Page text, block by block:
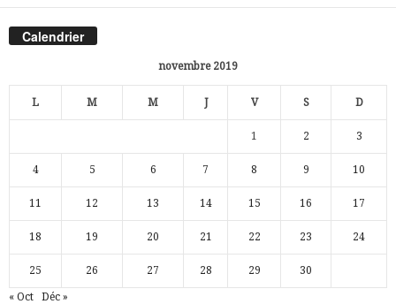
Calendrier
novembre 2019
L M M J V S D
1 2 3
4 5 6 7 8 9 10
11 12 13 14 15 16 17
18 19 20 21 22 23 24
25 26 27 28 29 30
« Oct Déc »